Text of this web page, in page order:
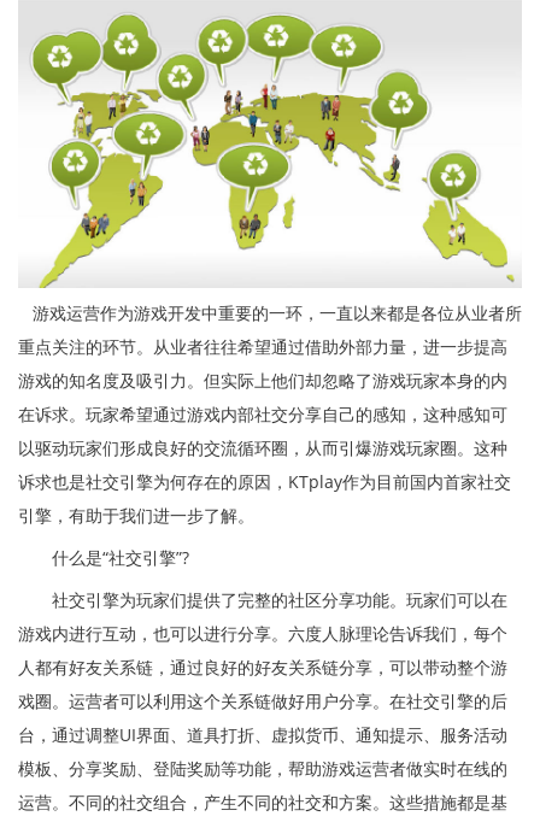
游戏运营作为游戏开发中重要的一环，一直以来都是各位从业者所
重点关注的环节。从业者往往希望通过借助外部力量，进一步提高
游戏的知名度及吸引力。但实际上他们却忽略了游戏玩家本身的内
在诉求。玩家希望通过游戏内部社交分享自己的感知，这种感知可
以驱动玩家们形成良好的交流循环圈，从而引爆游戏玩家圈。这种
诉求也是社交引擎为何存在的原因，KTplay作为目前国内首家社交
引擎，有助于我们进一步了解。
什么是“社交引擎”?
社交引擎为玩家们提供了完整的社区分享功能。玩家们可以在
游戏内进行互动，也可以进行分享。六度人脉理论告诉我们，每个
人都有好友关系链，通过良好的好友关系链分享，可以带动整个游
戏圈。运营者可以利用这个关系链做好用户分享。在社交引擎的后
台，通过调整UI界面、道具打折、虚拟货币、通知提示、服务活动
模板、分享奖励、登陆奖励等功能，帮助游戏运营者做实时在线的
运营。不同的社交组合，产生不同的社交和方案。这些措施都是基